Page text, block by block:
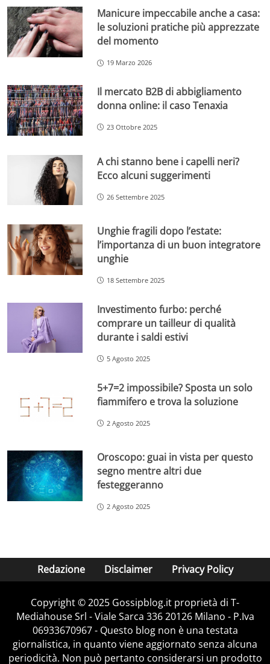
Manicure impeccabile anche a casa:
le soluzioni pratiche più apprezzate
del momento
19 Marzo 2026
Il mercato B2B di abbigliamento
donna online: il caso Tenaxia
23 Ottobre 2025
A chi stanno bene i capelli neri?
Ecco alcuni suggerimenti
26 Settembre 2025
Unghie fragili dopo l’estate:
l’importanza di un buon integratore
unghie
18 Settembre 2025
Investimento furbo: perché
comprare un tailleur di qualità
durante i saldi estivi
5 Agosto 2025
5+7=2 impossibile? Sposta un solo
fiammifero e trova la soluzione
2 Agosto 2025
Oroscopo: guai in vista per questo
segno mentre altri due
festeggeranno
2 Agosto 2025
Redazione Disclaimer Privacy Policy
Copyright © 2025 Gossipblog.it proprietà di T-
Mediahouse Srl - Viale Sarca 336 20126 Milano - P.Iva
06933670967 - Questo blog non è una testata
giornalistica, in quanto viene aggiornato senza alcuna
periodicità. Non può pertanto considerarsi un prodotto